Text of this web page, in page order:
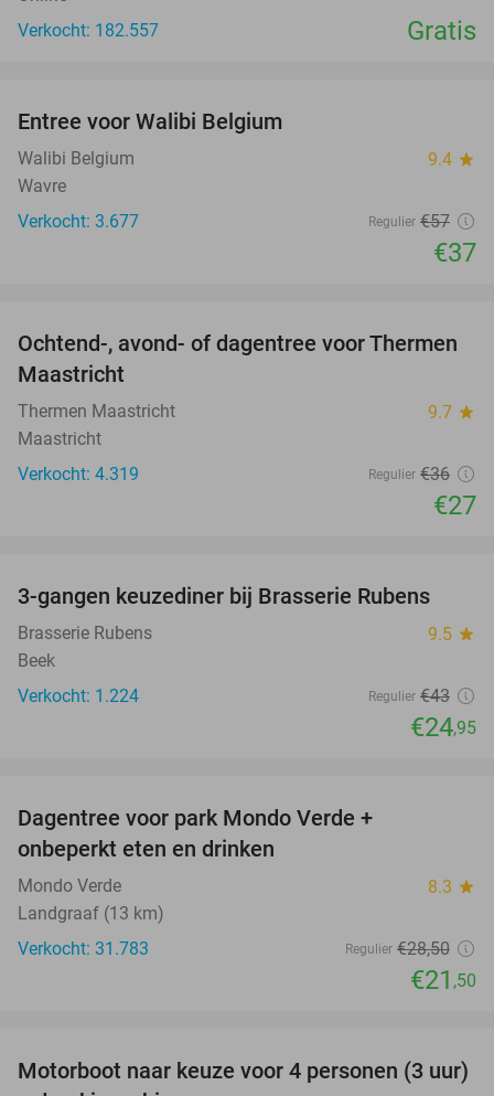
Verkocht: 182.557
Gratis
Entree voor Walibi Belgium
Walibi Belgium 9.4 star
Wavre
Verkocht: 3.677
Regulier €57
€37
25%
Ochtend-, avond- of dagentree voor Thermen
Maastricht
Thermen Maastricht 9.7 star
Maastricht
Verkocht: 4.319
Regulier €36
€27
42%
3-gangen keuzediner bij Brasserie Rubens
Brasserie Rubens 9.5 star
Beek
Verkocht: 1.224
Regulier €43
€24,95
Dagentree voor park Mondo Verde +
onbeperkt eten en drinken
Mondo Verde 8.3 star
Landgraaf (13 km)
Verkocht: 31.783
Regulier €28,50
€21 ,50
31%
Motorboot naar keuze voor 4 personen (3 uur)